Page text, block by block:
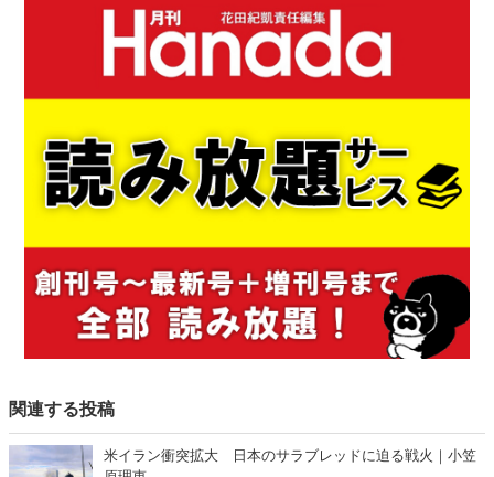
関連する投稿
米イラン衝突拡大 日本のサラブレッドに迫る戦火｜小笠